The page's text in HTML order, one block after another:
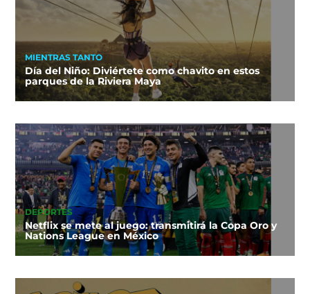
MIENTRAS TANTO
Día del Niño: Diviértete como chavito en estos
parques de la Riviera Maya
DEPORTES
Netflix se mete al juego: transmitirá la Copa Oro y
Nations League en México